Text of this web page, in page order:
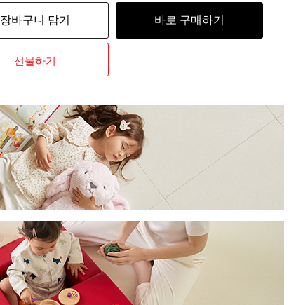
장바구니 담기 바로 구매하기
선물하기